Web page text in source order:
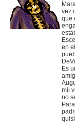
vez
que
en
Es
mil
no